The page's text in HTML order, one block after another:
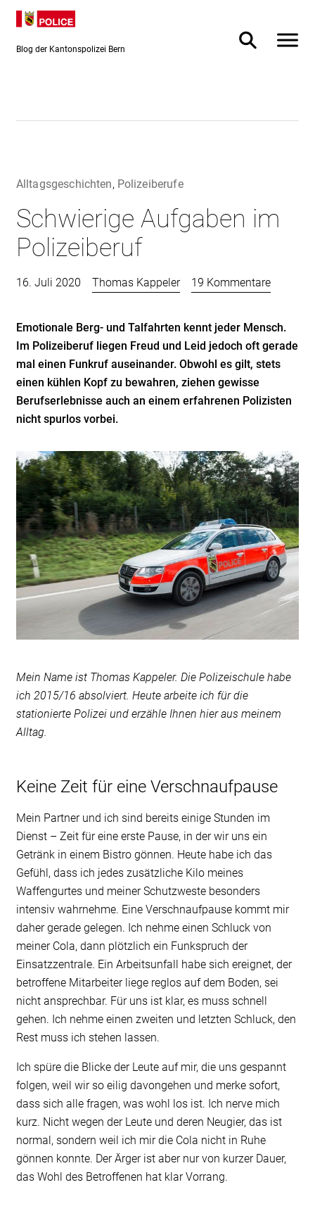
Direkt
zum
Inhalt
Direkt
SucheBlog der Kantonspolizei Bern
Alltagsgeschichten, Polizeiberufe
Schwierige Aufgaben im
Polizeiberuf
16. Juli 2020 Thomas Kappeler 19 Kommentare
Emotionale Berg- und Talfahrten kennt jeder Mensch.
Im Polizeiberuf liegen Freud und Leid jedoch oft gerade
mal einen Funkruf auseinander. Obwohl es gilt, stets
einen kühlen Kopf zu bewahren, ziehen gewisse
Berufserlebnisse auch an einem erfahrenen Polizisten
nicht spurlos vorbei.
Mein Name ist Thomas Kappeler. Die Polizeischule habe
ich 2015/16 absolviert. Heute arbeite ich für die
stationierte Polizei und erzähle Ihnen hier aus meinem
Alltag.
Keine Zeit für eine Verschnaufpause
Mein Partner und ich sind bereits einige Stunden im
Dienst – Zeit für eine erste Pause, in der wir uns ein
Getränk in einem Bistro gönnen. Heute habe ich das
Gefühl, dass ich jedes zusätzliche Kilo meines
Waffengurtes und meiner Schutzweste besonders
intensiv wahrnehme. Eine Verschnaufpause kommt mir
daher gerade gelegen. Ich nehme einen Schluck von
meiner Cola, dann plötzlich ein Funkspruch der
Einsatzzentrale. Ein Arbeitsunfall habe sich ereignet, der
betroffene Mitarbeiter liege reglos auf dem Boden, sei
nicht ansprechbar. Für uns ist klar, es muss schnell
gehen. Ich nehme einen zweiten und letzten Schluck, den
Rest muss ich stehen lassen.
Ich spüre die Blicke der Leute auf mir, die uns gespannt
folgen, weil wir so eilig davongehen und merke sofort,
dass sich alle fragen, was wohl los ist. Ich nerve mich
kurz. Nicht wegen der Leute und deren Neugier, das ist
normal, sondern weil ich mir die Cola nicht in Ruhe
gönnen konnte. Der Ärger ist aber nur von kurzer Dauer,
das Wohl des Betroffenen hat klar Vorrang.